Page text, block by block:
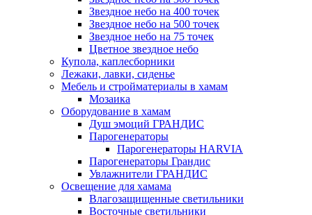
Звездное небо на 400 точек
Звездное небо на 500 точек
Звездное небо на 75 точек
Цветное звездное небо
Купола, каплесборники
Лежаки, лавки, сиденье
Мебель и стройматериалы в хамам
Мозаика
Оборудование в хамам
Душ эмоций ГРАНДИС
Парогенераторы
Парогенераторы HARVIA
Парогенераторы Грандис
Увлажнители ГРАНДИС
Освещение для хамама
Влагозащищенные светильники
Восточные светильники